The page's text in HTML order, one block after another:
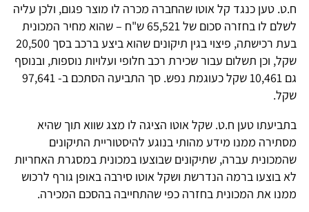
ח.ט. טען כנגד קל אוטו שהחברה מכרה לו מוצר פגום, ולכן עליה
לשלם לו בחזרה סכום של 65,521 ש"ח – שהוא מחיר המכונית
בעת רכישתה, פיצוי בגין תיקונים שהוא ביצע ברכב בסך 20,500
שקל, וכן תשלום עבור שכירת רכב חלופי ועלויות נוספות, ובנוסף
גם 10,461 שקל כעוגמת נפש. סך התביעה הסתכם ב- 97,641
שקל.
בתביעתו טען ח.ט. שקל אוטו הציגה לו מצג שווא תוך שהיא
מסתירה ממנו מידע מהותי בנוגע להיסטוריית התיקונים
שהמכונית עברה, שתיקונים שבוצעו במכונית במסגרת האחריות
לא בוצעו ברמה הנדרשת ושקל אוטו סירבה באופן גורף לרכוש
ממנו את המכונית בחזרה כפי שהתחייבה בהסכם המכירה.